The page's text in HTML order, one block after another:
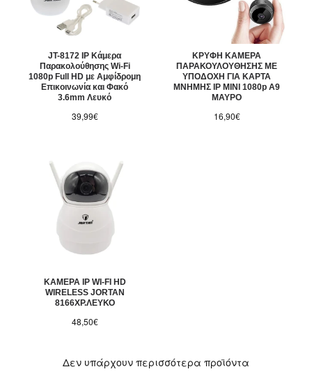
JT-8172 IP Κάμερα
Παρακολούθησης Wi-Fi
1080p Full HD με Αμφίδρομη
Επικοινωνία και Φακό
3.6mm Λευκό
39,99€
ΚΡΥΦΗ ΚΑΜΕΡΑ
ΠΑΡΑΚΟΥΛΟΥΘΗΣΗΣ ΜΕ
ΥΠΟΔΟΧΗ ΓΙΑ ΚΑΡΤΑ
ΜΝΗΜΗΣ IP ΜΙΝΙ 1080p Α9
ΜΑΥΡΟ
16,90€
ΚΑΜΕΡΑ IP WI-FI HD
WIRELESS JORTAN
8166XP.ΛΕΥΚΟ
48,50€
Δεν υπάρχουν περισσότερα προϊόντα